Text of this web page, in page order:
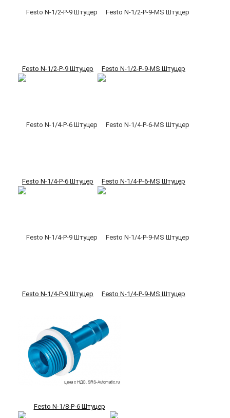
Festo N-1/2-P-9 Штуцер Festo N-1/2-P-9-MS Штуцер
Festo N-1/4-P-6 Штуцер Festo N-1/4-P-6-MS Штуцер
Festo N-1/4-P-9 Штуцер Festo N-1/4-P-9-MS Штуцер
Festo N-1/8-P-6 Штуцер